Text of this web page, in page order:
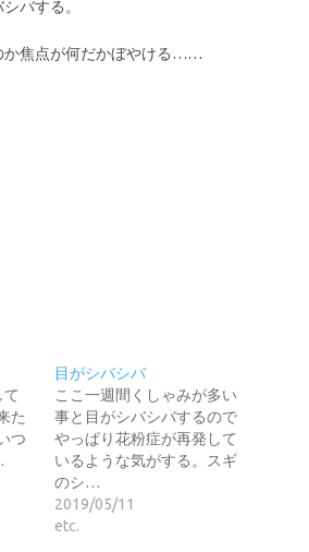
バする。
か焦点が何だかぼやける……
た
つ
目がシバシバ
ここ一週間くしゃみが多い
事と目がシバシバするので
やっぱり花粉症が再発して
いるような気がする。スギ
のシ…
2019/05/11
etc.